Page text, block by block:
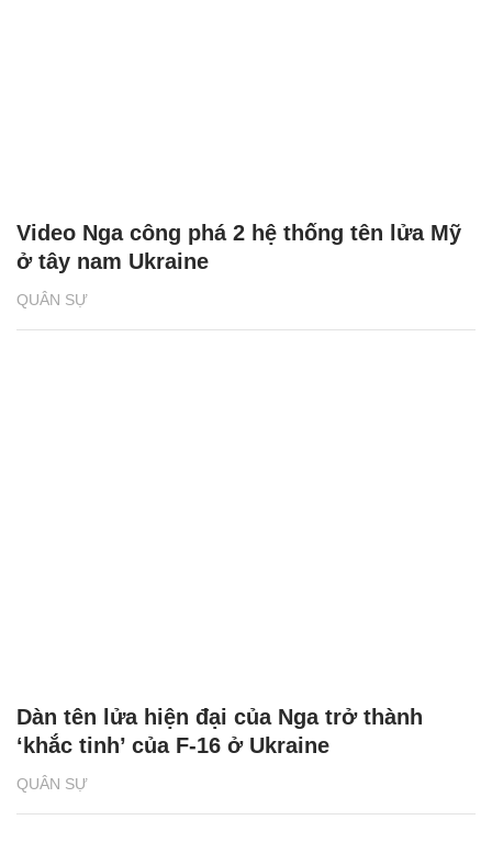
QUÂN SỰ
Video Nga công phá 2 hệ thống tên lửa Mỹ
ở tây nam Ukraine
QUÂN SỰ
Dàn tên lửa hiện đại của Nga trở thành
‘khắc tinh’ của F-16 ở Ukraine